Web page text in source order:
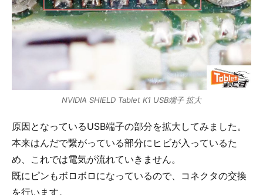
NVIDIA SHIELD Tablet K1 USB端子 拡大
原因となっているUSB端子の部分を拡大してみました。
本来はんだで繋がっている部分にヒビが入っているた
め、これでは電気が流れていきません。
既にピンもボロボロになっているので、コネクタの交換
を行います。